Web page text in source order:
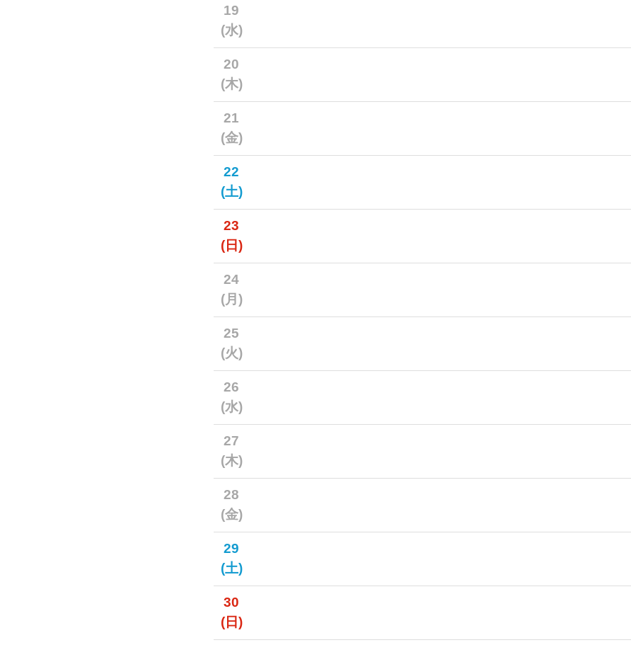
19
(水)
20
(木)
21
(金)
22
(土)
23
(日)
24
(月)
25
(火)
26
(水)
27
(木)
28
(金)
29
(土)
30
(日)